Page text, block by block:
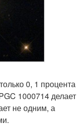
0, 1 процента
1000714 делает
не одним, а